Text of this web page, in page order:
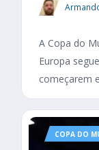
A Copa do
Europa
começarem
COPA DO